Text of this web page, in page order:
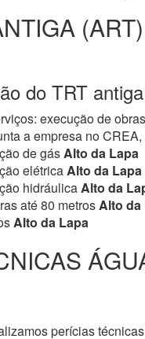
do TRT
execução de
a empresa no
de gásAlto da Lapa
elétricaAlto da Lapa
hidráulicaAlto da
até 80 metrosAlto da
Alto da Lapa
perícias